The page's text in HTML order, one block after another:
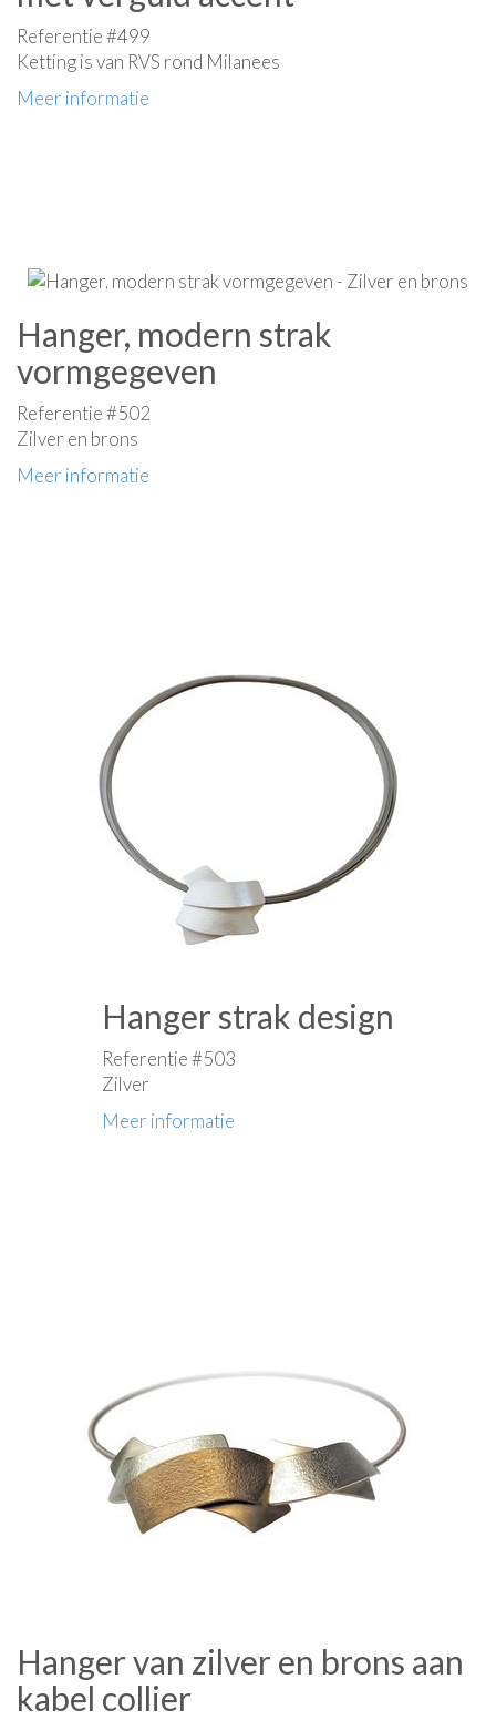
Referentie #499
Ketting is van RVS rond Milanees
Meer informatie
Hanger, modern strak
vormgegeven
Referentie #502
Zilver en brons
Meer informatie
Hanger strak design
Referentie #503
Zilver
Meer informatie
Hanger van zilver en brons aan
kabel collier